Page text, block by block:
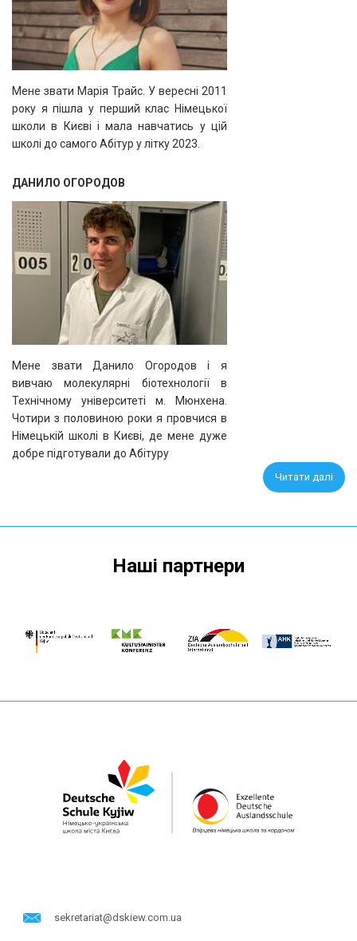
Мене звати Марія Трайс. У вересні 2011
року я пішла у перший клас Німецької
школи в Києві і мала навчатись у цій
школі до самого Абітур у літку 2023.
ДАНИЛО ОГОРОДОВ
Мене звати Данило Огородов і я
вивчаю молекулярні біотехнології в
Технічному університеті м. Мюнхена.
Чотири з половиною роки я провчися в
Німецькій школі в Києві, де мене дуже
добре підготували до Абітуру
Читати далі
Наші партнери
sekretariat@dskiew.com.ua